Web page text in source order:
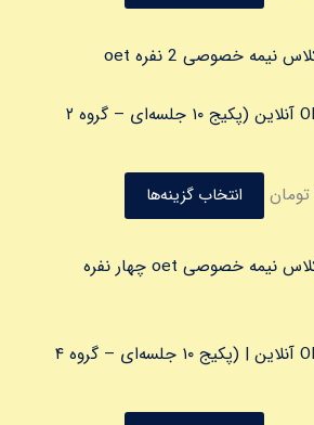
دوره OET Rx آنلاین (پکیج ۱۰ جلسه‌ای – گروه ۲
تومان انتخاب گزینه‌ها
این
دارای
مختلفی
گزینه
است
صفحه
دوره OET Rx آنلاین | (پکیج ۱۰ جلسه‌ای – گروه ۴
این
انواع
می